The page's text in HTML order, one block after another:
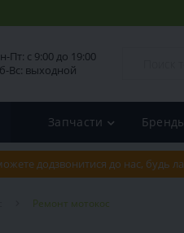
Пт: с 9:00 до 19:00
Вс: выходной
Запчасти Бренды
додзвонитися до нас,
Ремонт мотокос